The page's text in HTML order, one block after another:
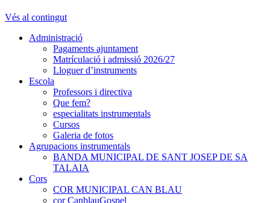
Vés al contingut
Administració
Pagaments ajuntament
Matrículació i admissió 2026/27
Lloguer d’instruments
Escola
Professors i directiva
Que fem?
especialitats instrumentals
Cursos
Galeria de fotos
Agrupacions instrumentals
BANDA MUNICIPAL DE SANT JOSEP DE SA
TALAIA
Cors
COR MUNICIPAL CAN BLAU
cor CanblauGospel